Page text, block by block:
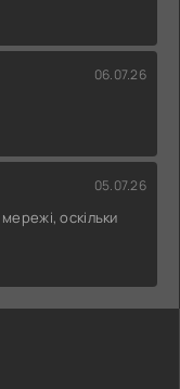
06.07.26
05.07.26
оскільки